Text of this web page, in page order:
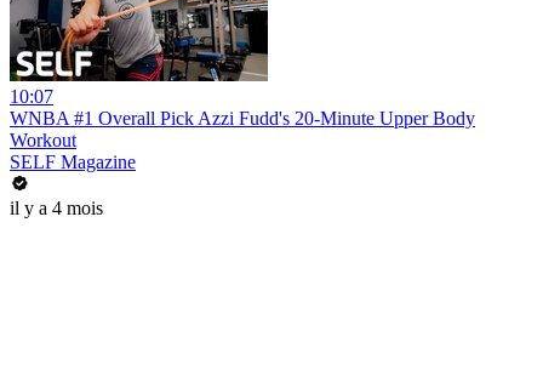
10:07
WNBA #1 Overall Pick Azzi Fudd's 20-Minute Upper Body
Workout
SELF Magazine
il y a 4 mois